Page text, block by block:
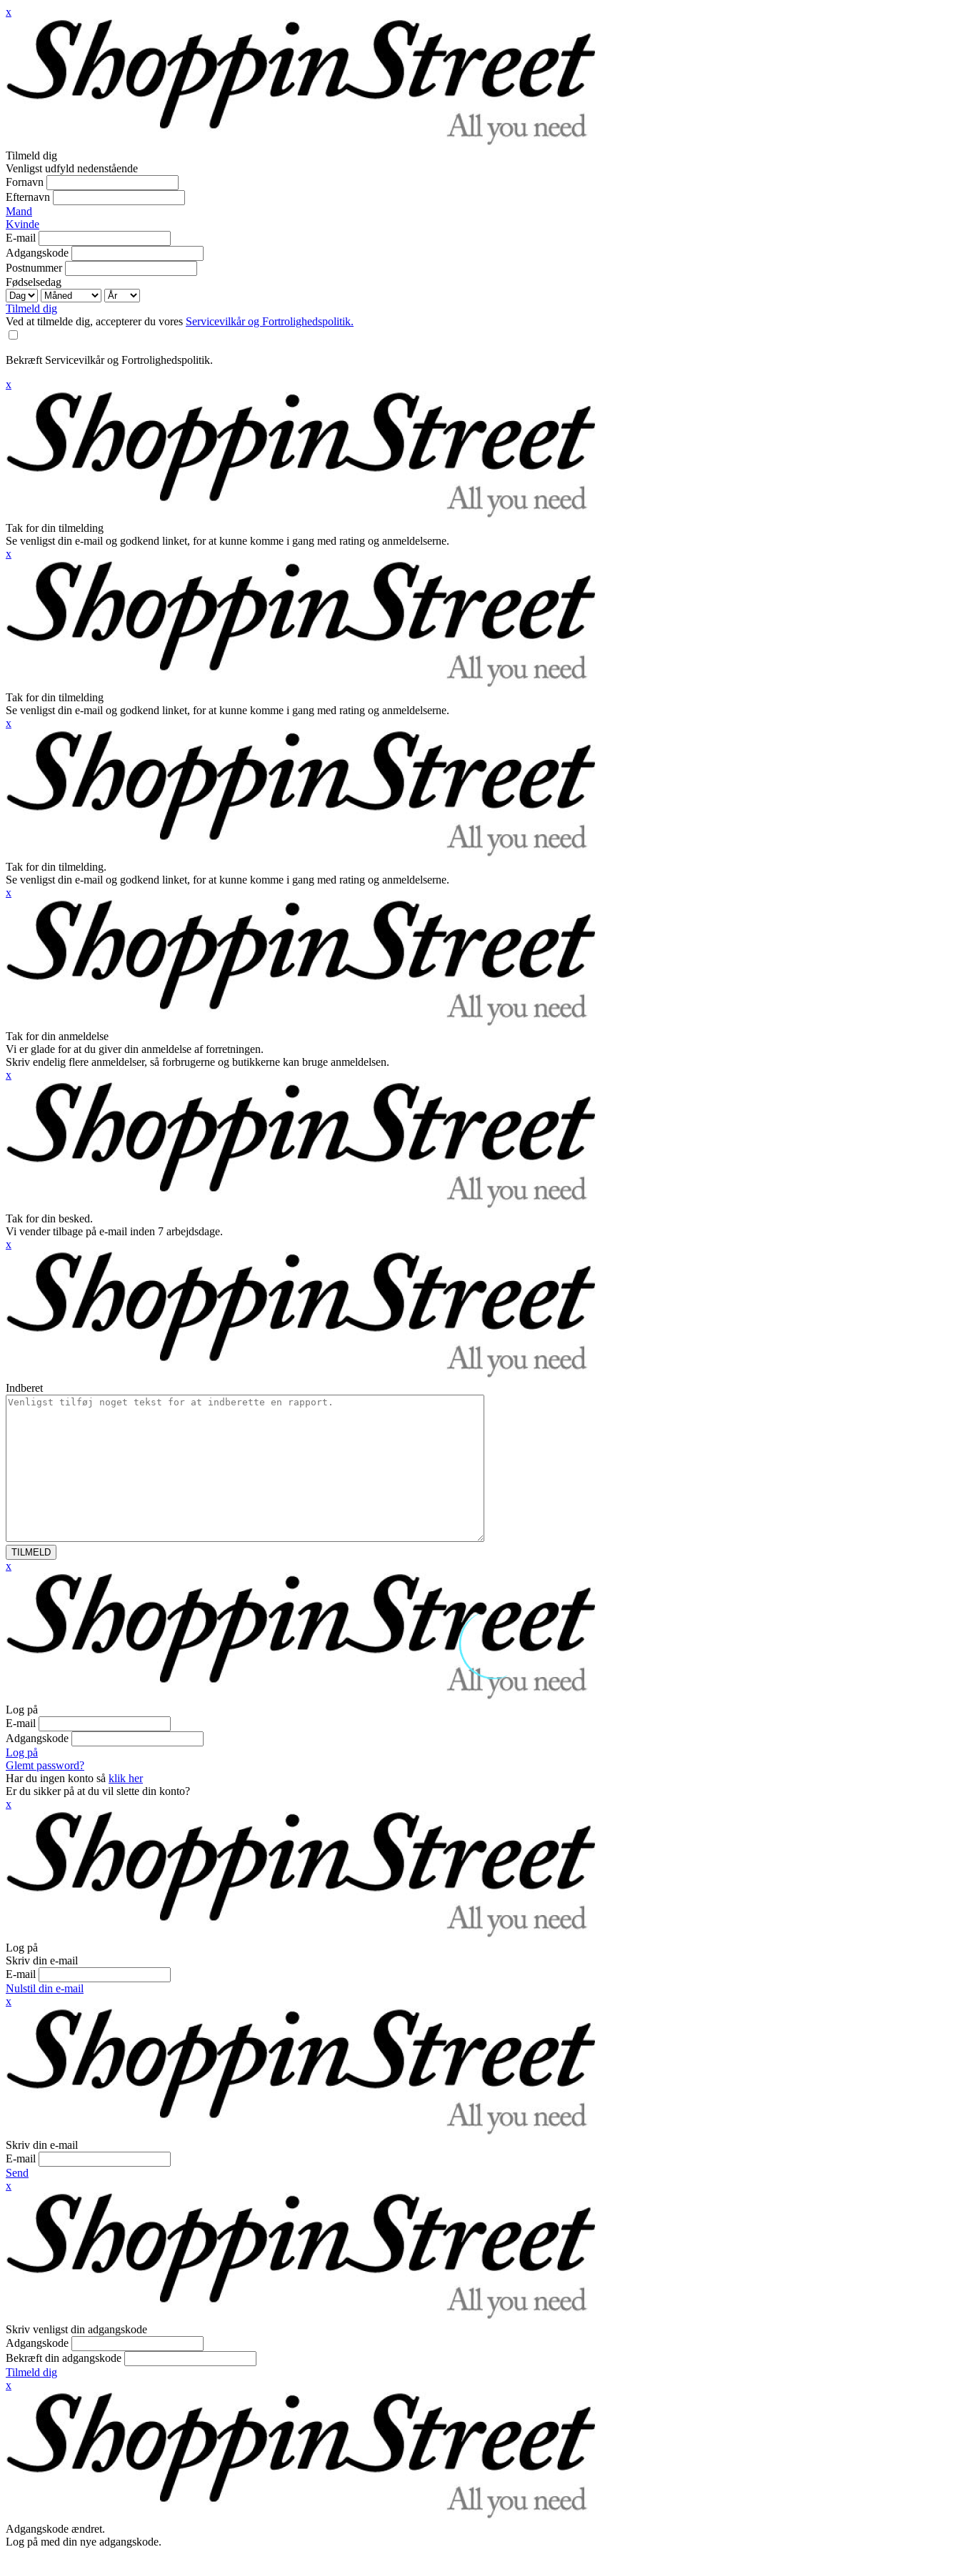
x
Tilmeld dig
Venligst udfyld nedenstående
Fornavn
Efternavn
Mand
Kvinde
E-mail
Adgangskode
Postnummer
Fødselsedag
Tilmeld dig
Ved at tilmelde dig, accepterer du vores Servicevilkår og Fortrolighedspolitik.
Bekræft Servicevilkår og Fortrolighedspolitik.
x
Tak for din tilmelding
Se venligst din e-mail og godkend linket, for at kunne komme i gang med rating og anmeldelserne.
x
Tak for din tilmelding
Se venligst din e-mail og godkend linket, for at kunne komme i gang med rating og anmeldelserne.
x
Tak for din tilmelding.
Se venligst din e-mail og godkend linket, for at kunne komme i gang med rating og anmeldelserne.
x
Tak for din anmeldelse
Vi er glade for at du giver din anmeldelse af forretningen.
Skriv endelig flere anmeldelser, så forbrugerne og butikkerne kan bruge anmeldelsen.
x
Tak for din besked.
Vi vender tilbage på e-mail inden 7 arbejdsdage.
x
Indberet
TILMELD
x
Log på
E-mail
Adgangskode
Log på
Glemt password?
Har du ingen konto så klik her
Er du sikker på at du vil slette din konto?
x
Log på
Skriv din e-mail
E-mail
Nulstil din e-mail
x
Skriv din e-mail
E-mail
Send
x
Skriv venligst din adgangskode
Adgangskode
Bekræft din adgangskode
Tilmeld dig
x
Adgangskode ændret.
Log på med din nye adgangskode.